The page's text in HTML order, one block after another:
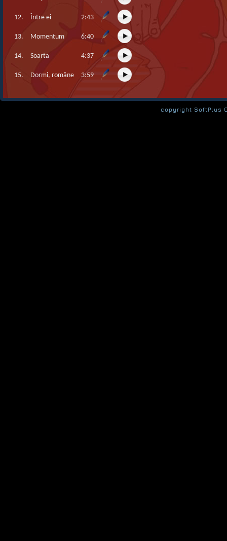
12. Între ei 2:43
13. Momentum 6:40
14. Soarta 4:37
15. Dormi, române 3:59
copyright SoftPlus